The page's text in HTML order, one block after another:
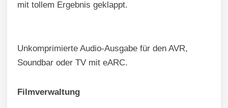
mit tollem Ergebnis geklappt.
Unkomprimierte Audio-Ausgabe für den AVR,
Soundbar oder TV mit eARC.
Filmverwaltung